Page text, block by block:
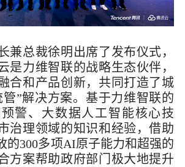
兼总裁徐明出席了发布仪式，
是力维智联的战略生态伙伴，
合和产品创新，共同打造了城
”解决方案。基于力维智联的
警、大数据人工智能核心技
治理领域的知识和经验，借助
的300多项AI原子能力和超强的
方案帮助政府部门极大地提升